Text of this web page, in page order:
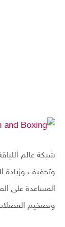
شبكة عالم
وتخفيف وزيادة
المساعدة على
وتضخيم